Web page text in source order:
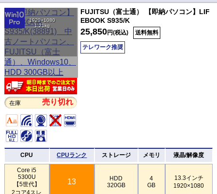
1920×1080
1.21kg
在庫 売り切れ
FUJITSU（富士通） 【即納パソコン】LIF
EBOOK S935/K
25,850円(税込) 送料無料
テレワーク推奨
CPU CPUランク ストレージ メモリ 液晶/解像度
Core i5
5300U
【5世代】
2コア4スレ
13
HDD
320GB
4
GB
13.3インチ
1920×1080